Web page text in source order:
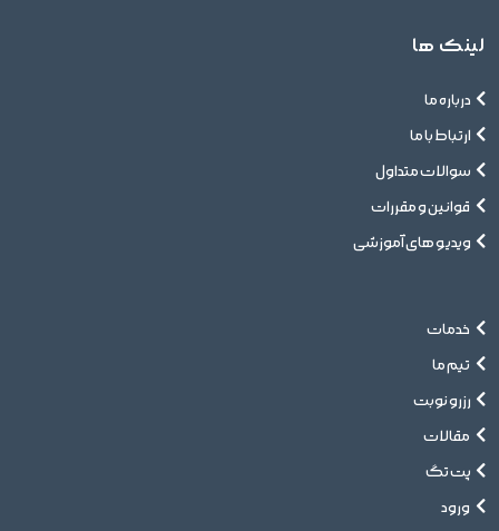
لینک ها
درباره ما
ارتباط با ما
سوالات متداول
قوانین و مقررات
ویدیو های آموزشی
خدمات
تیم ما
رزرو نوبت
مقالات
پت تگ
ورود